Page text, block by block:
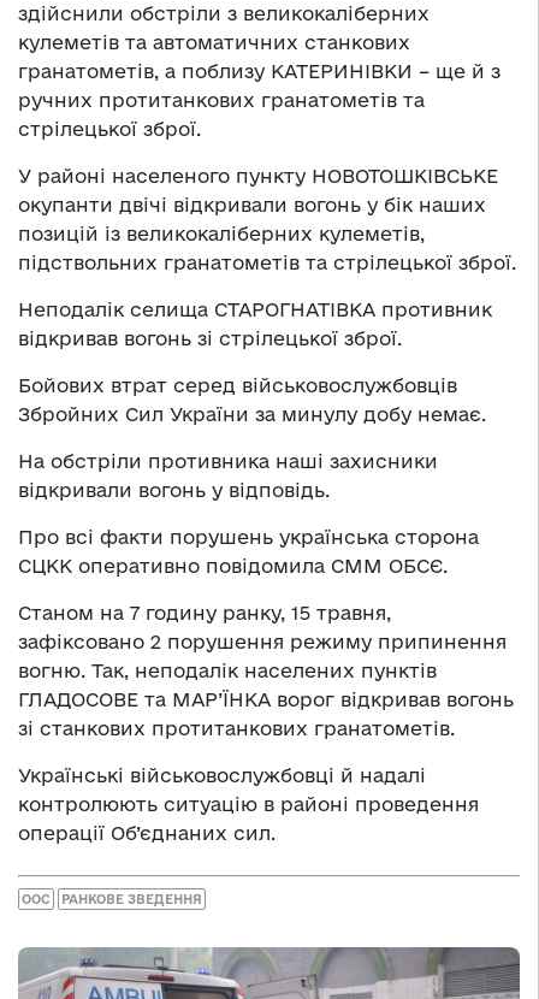
здійснили обстріли з великокаліберних
кулеметів та автоматичних станкових
гранатометів, а поблизу КАТЕРИНІВКИ – ще й з
ручних протитанкових гранатометів та
стрілецької зброї.
У районі населеного пункту НОВОТОШКІВСЬКЕ
окупанти двічі відкривали вогонь у бік наших
позицій із великокаліберних кулеметів,
підствольних гранатометів та стрілецької зброї.
Неподалік селища СТАРОГНАТІВКА противник
відкривав вогонь зі стрілецької зброї.
Бойових втрат серед військовослужбовців
Збройних Сил України за минулу добу немає.
На обстріли противника наші захисники
відкривали вогонь у відповідь.
Про всі факти порушень українська сторона
СЦКК оперативно повідомила СММ ОБСЄ.
Станом на 7 годину ранку, 15 травня,
зафіксовано 2 порушення режиму припинення
вогню. Так, неподалік населених пунктів
ГЛАДОСОВЕ та МАР’ЇНКА ворог відкривав вогонь
зі станкових протитанкових гранатометів.
Українські військовослужбовці й надалі
контролюють ситуацію в районі проведення
операції Об’єднаних сил.
ООС РАНКОВЕ ЗВЕДЕННЯ